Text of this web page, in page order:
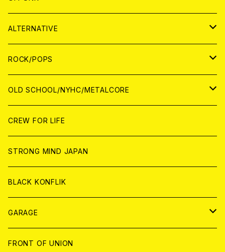
ANALOG
WORLD
JAPAN
WORLD
CD
ANALOG
WORLD
CD
ANALOG
JAPAN
CD
ANALOG
WOLRD
CD
ANALOG
ALTERNATIVE
JAPAN
CD
ANALOG
WORLD
CD
ANALOG
ROCK/POPS
JAPAN
CD
ANALOG
WORLD
CD
ANALOG
OLD SCHOOL/NYHC/METALCORE
JAPAN
CD
ANALOG
WORLD
CD
ANALOG
CREW FOR LIFE
STRONG MIND JAPAN
BLACK KONFLIK
GARAGE
JAPAN
FRONT OF UNION